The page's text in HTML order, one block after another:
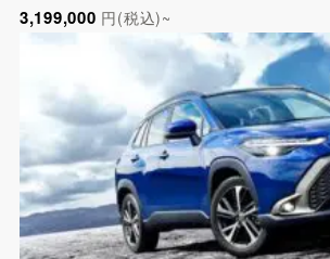
3,199,000 円(税込)~